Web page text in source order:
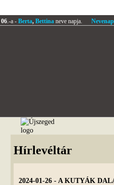
06.-a - Berta, Bettinaneve napja.
Hírlevéltár
2024-01-26 - A KUTYÁK